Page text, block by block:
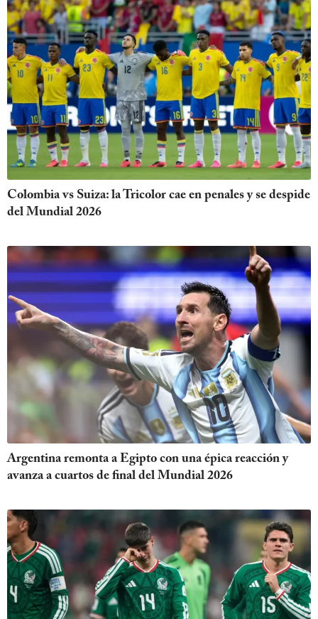
Colombia vs Suiza: la Tricolor cae en penales y se despide
del Mundial 2026
Argentina remonta a Egipto con una épica reacción y
avanza a cuartos de final del Mundial 2026